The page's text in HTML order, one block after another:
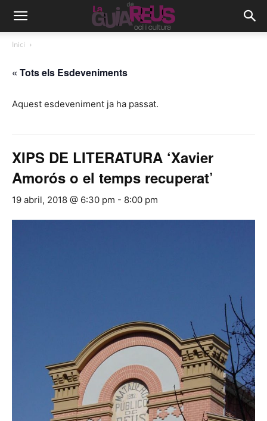
Inici
« Tots els Esdeveniments
Aquest esdeveniment ja ha passat.
XIPS DE LITERATURA ‘Xavier
Amorós o el temps recuperat’
19 abril, 2018 @ 6:30 pm - 8:00 pm